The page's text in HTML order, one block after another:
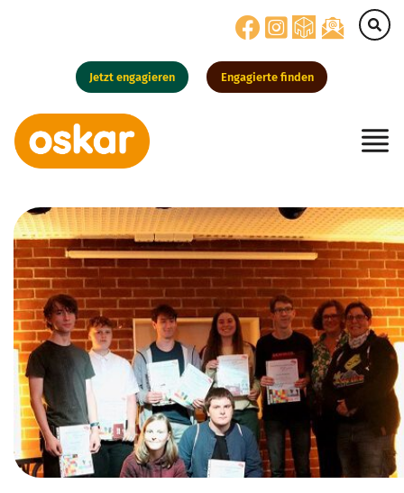
Jetzt engagieren Engagierte finden
Hauptnavigation